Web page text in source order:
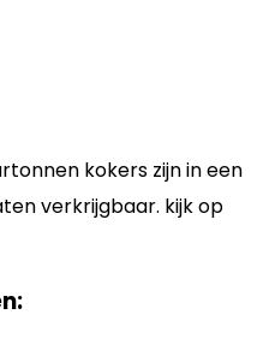
kokers zijn in een
verkrijgbaar. kijk op